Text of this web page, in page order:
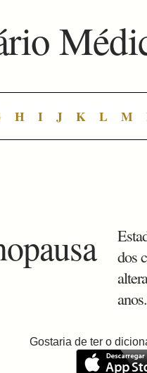
H I J K L M
dos
anos.
Gostaria de ter o